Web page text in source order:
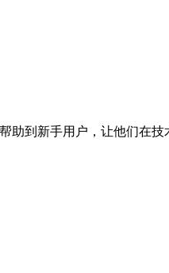
到新手用户，让他们在技